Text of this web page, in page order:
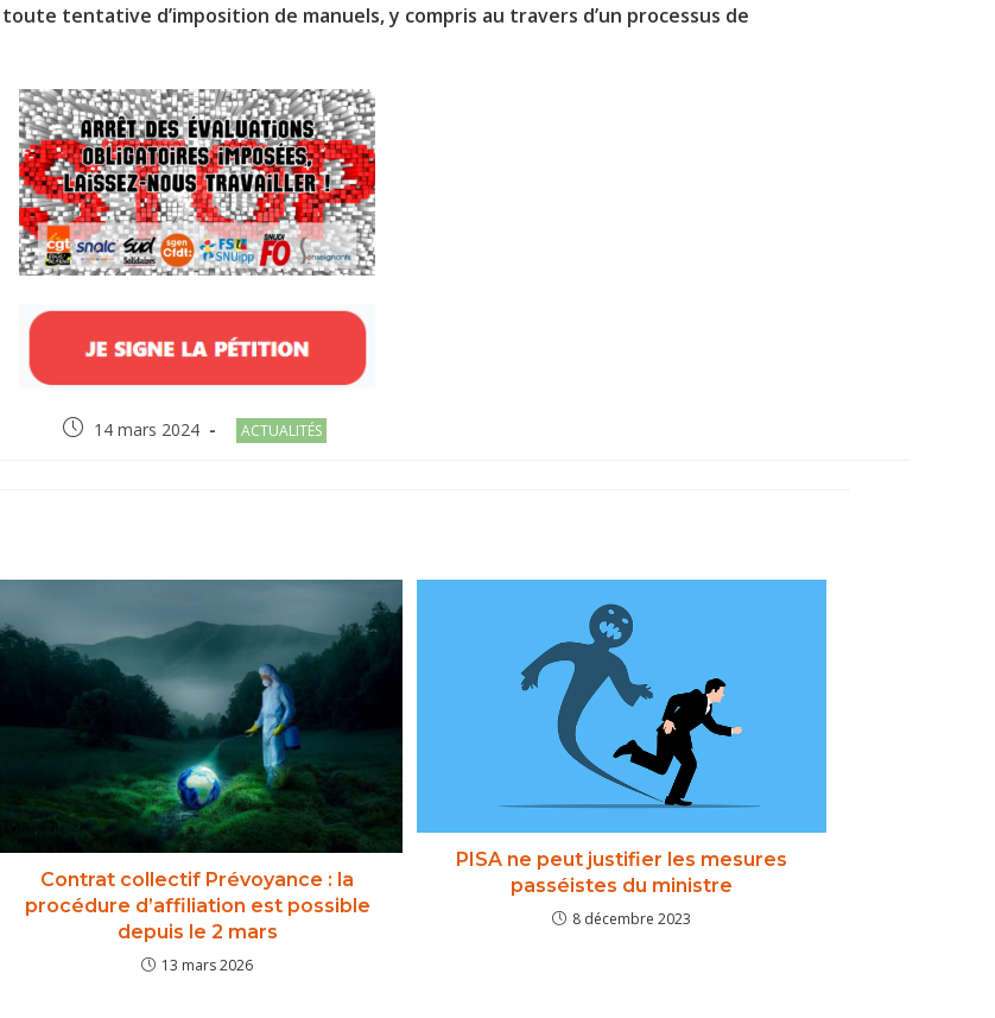
tentative d’imposition de manuels, y compris au travers d’un processus de
Post14 mars 2024
Post
ACTUALITÉS
Contrat collectif Prévoyance : la
procédure d’affiliation est possible
depuis le 2 mars
13 mars 2026
PISA ne peut justifier les mesures
passéistes du ministre
8 décembre 2023